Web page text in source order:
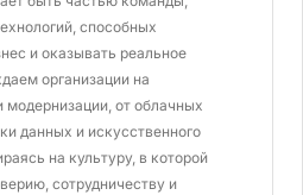
способных
и оказывать реальное
организации на
модернизации, от облачных
данных и искусственного
на культуру, в которой
сотрудничеству и